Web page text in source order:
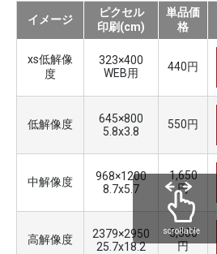
イメージ
ピクセル
印刷(cm)
単品価
格
xs低解像
度
323×400
WEB用
440円
低解像度
645×800
5.8x3.8
550円
中解像度
968×1200
8.7x5.7
1,650
円
高解像度
2379×2950
25.7x18.2
3,300
円
scrollable